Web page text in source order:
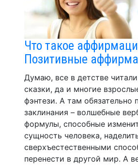
Что такое
Позитивные
Думаю, все в детстве
сказки, да и многие
фэнтези. А там обязательно
заклинания – волшебные
формулы, способные
сущность человека,
сверхъестественными
перенести в другой мир. А